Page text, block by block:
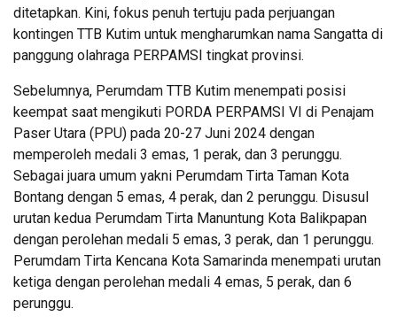
ditetapkan. Kini, fokus penuh tertuju pada perjuangan
kontingen TTB Kutim untuk mengharumkan nama Sangatta di
panggung olahraga PERPAMSI tingkat provinsi.
Sebelumnya, Perumdam TTB Kutim menempati posisi
keempat saat mengikuti PORDA PERPAMSI VI di Penajam
Paser Utara (PPU) pada 20-27 Juni 2024 dengan
memperoleh medali 3 emas, 1 perak, dan 3 perunggu.
Sebagai juara umum yakni Perumdam Tirta Taman Kota
Bontang dengan 5 emas, 4 perak, dan 2 perunggu. Disusul
urutan kedua Perumdam Tirta Manuntung Kota Balikpapan
dengan perolehan medali 5 emas, 3 perak, dan 1 perunggu.
Perumdam Tirta Kencana Kota Samarinda menempati urutan
ketiga dengan perolehan medali 4 emas, 5 perak, dan 6
perunggu.